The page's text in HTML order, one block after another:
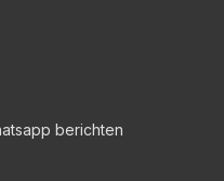
berichten